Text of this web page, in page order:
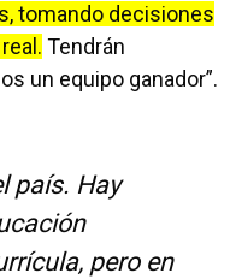
tomando decisiones
Tendrán
un equipo ganador”.
país. Hay
pero en